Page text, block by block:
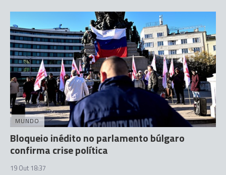
MUNDO
Bloqueio inédito no parlamento búlgaro
confirma crise política
19 Out 18:37